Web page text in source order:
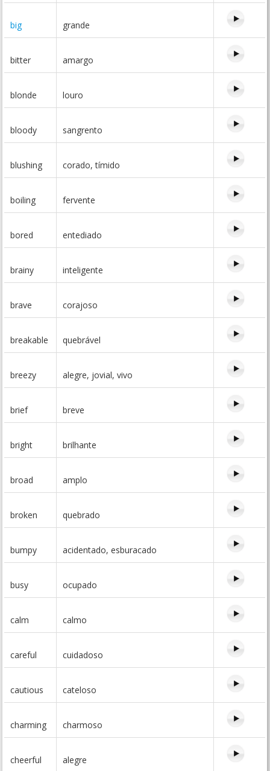
big grande
bitter amargo
blonde louro
bloody sangrento
blushing corado, tímido
boiling fervente
bored entediado
brainy inteligente
brave corajoso
breakable quebrável
breezy alegre, jovial, vivo
brief breve
bright brilhante
broad amplo
broken quebrado
bumpy acidentado, esburacado
busy ocupado
calm calmo
careful cuidadoso
cautious cateloso
charming charmoso
cheerful alegre